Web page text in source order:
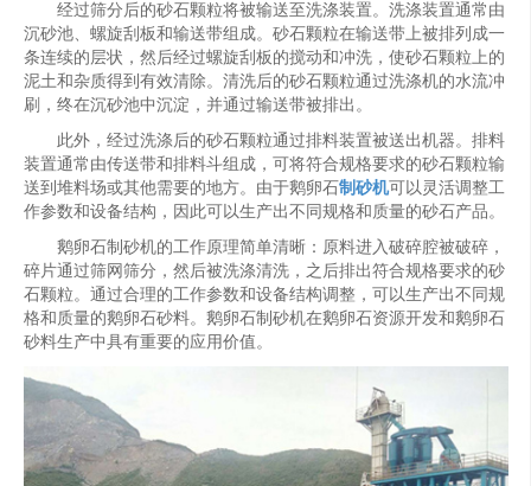
经过筛分后的砂石颗粒将被输送至洗涤装置。洗涤装置通常由
沉砂池、螺旋刮板和输送带组成。砂石颗粒在输送带上被排列成一
条连续的层状，然后经过螺旋刮板的搅动和冲洗，使砂石颗粒上的
泥土和杂质得到有效清除。清洗后的砂石颗粒通过洗涤机的水流冲
刷，终在沉砂池中沉淀，并通过输送带被排出。
此外，经过洗涤后的砂石颗粒通过排料装置被送出机器。排料
装置通常由传送带和排料斗组成，可将符合规格要求的砂石颗粒输
送到堆料场或其他需要的地方。由于鹅卵石制砂机可以灵活调整工
作参数和设备结构，因此可以生产出不同规格和质量的砂石产品。
鹅卵石制砂机的工作原理简单清晰：原料进入破碎腔被破碎，
碎片通过筛网筛分，然后被洗涤清洗，之后排出符合规格要求的砂
石颗粒。通过合理的工作参数和设备结构调整，可以生产出不同规
格和质量的鹅卵石砂料。鹅卵石制砂机在鹅卵石资源开发和鹅卵石
砂料生产中具有重要的应用价值。